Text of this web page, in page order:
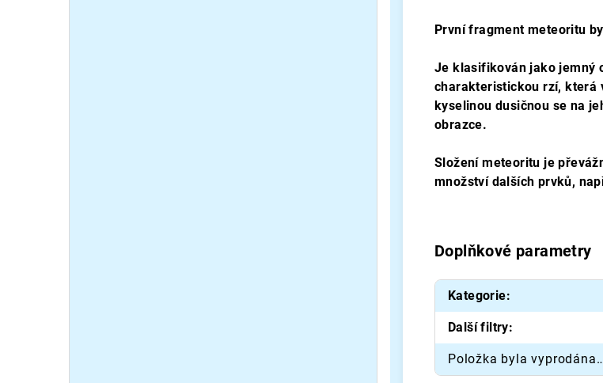
První fragment meteoritu
Je klasifikován jako jemný
charakteristickou rzí, která
kyselinou dusičnou se na
obrazce.
Složení meteoritu je
množství dalších prvků,
Doplňkové parametry
Kategorie:
Další filtry:
Položka byla